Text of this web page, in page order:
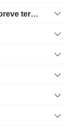
Totale di contanti e investimenti a breve termine